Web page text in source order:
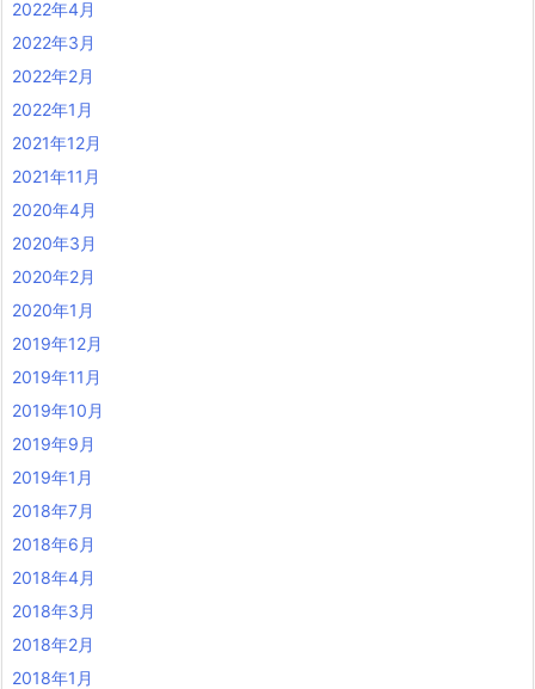
2022年4月
2022年3月
2022年2月
2022年1月
2021年12月
2021年11月
2020年4月
2020年3月
2020年2月
2020年1月
2019年12月
2019年11月
2019年10月
2019年9月
2019年1月
2018年7月
2018年6月
2018年4月
2018年3月
2018年2月
2018年1月